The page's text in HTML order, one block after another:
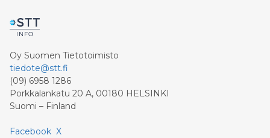
Oy Suomen Tietotoimisto
tiedote@stt.fi
(09) 6958 1286
Porkkalankatu 20 A, 00180 HELSINKI
Suomi – Finland
Facebook X